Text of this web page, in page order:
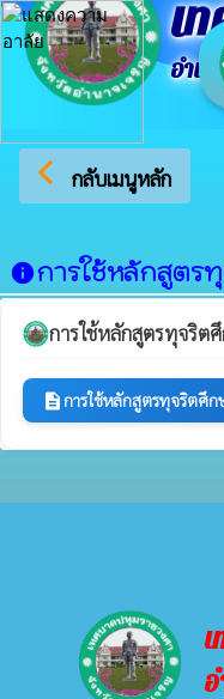
เ
อำเ
arrow_back_ios กลับเมนูหลัก
infoการใช้หลักสูตร
การใช้หลักสูตรทุจริต
descriptionการใช้หลักสูตรทุจริตศึ